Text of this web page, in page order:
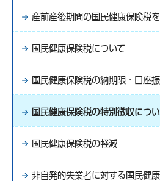
産前産後期間の国民健康保険税
国民健康保険税について
国民健康保険税の納期限・口座
国民健康保険税の特別徴収につ
国民健康保険税の軽減
非自発的失業者に対する国民健